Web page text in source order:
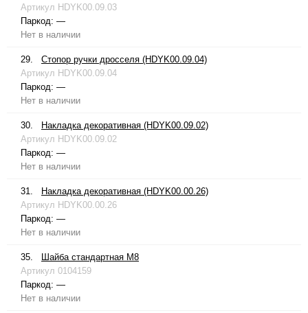
Артикул HDYK00.09.03
Паркод: —
Нет в наличии
29.
Стопор ручки дросселя (HDYK00.09.04)
Артикул HDYK00.09.04
Паркод: —
Нет в наличии
30.
Накладка декоративная (HDYK00.09.02)
Артикул HDYK00.09.02
Паркод: —
Нет в наличии
31.
Накладка декоративная (HDYK00.00.26)
Артикул HDYK00.00.26
Паркод: —
Нет в наличии
35.
Шайба стандартная М8
Артикул 0104159
Паркод: —
Нет в наличии